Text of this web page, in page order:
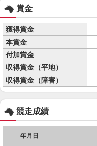
賞金
獲得賞金
本賞金
付加賞金
収得賞金（平地）
収得賞金（障害）
競走成績
年月日